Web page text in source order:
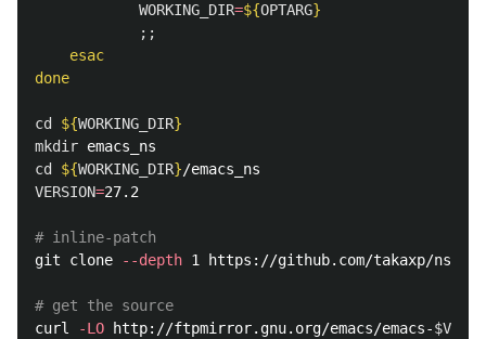
WORKING_DIR=${OPTARG}
;;
esac
done
cd ${WORKING_DIR}
mkdir
cd
${WORKING_DIR}
VERSION=27.2
# inline-patch
git clone
--depth 1 https://github.com/takaxp/ns-
# get the source
curl
-LO http://ftpmirror.gnu.org/emacs/emacs-